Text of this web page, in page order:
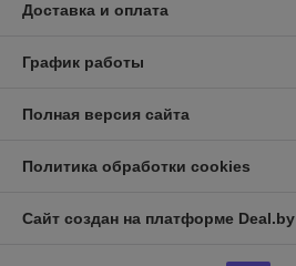
Доставка и оплата
График работы
Полная версия сайта
Политика обработки cookies
Сайт создан на платформе Deal.by